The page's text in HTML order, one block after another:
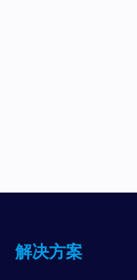
解决方案